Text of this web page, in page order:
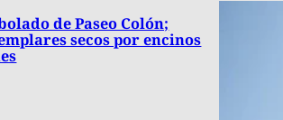
de Paseo Colón;
secos por encinos